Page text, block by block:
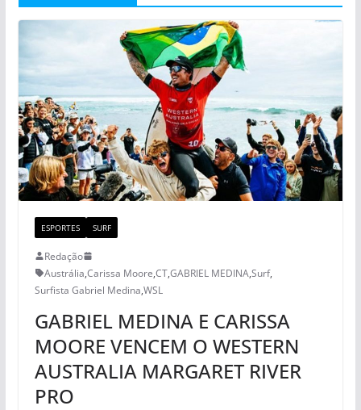
ESPORTES SURF
Redação
Austrália,Carissa Moore,CT,GABRIEL MEDINA,Surf,
Surfista Gabriel Medina,WSL
GABRIEL MEDINA E CARISSA
MOORE VENCEM O WESTERN
AUSTRALIA MARGARET RIVER
PRO